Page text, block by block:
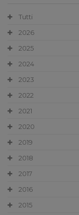
Tutti
2026
2025
2024
2023
2022
2021
2020
2019
2018
2017
2016
2015